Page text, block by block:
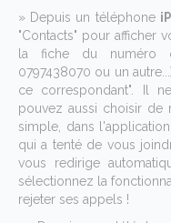
» Depuis un téléphone
"Contacts" pour afficher
la fiche du numéro
0797438070 ou un
ce correspondant". Il
pouvez aussi choisir de
simple, dans
qui a tenté de vous
vous redirige
sélectionnez la
rejeter ses appels !